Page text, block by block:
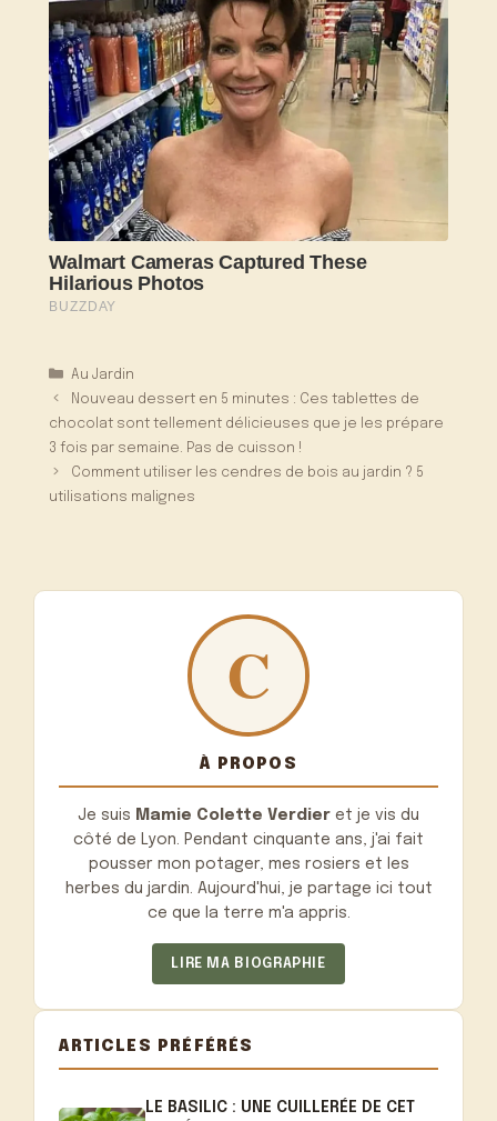
Catégories
Au Jardin
Nouveau dessert en 5 minutes : Ces tablettes de
chocolat sont tellement délicieuses que je les prépare
3 fois par semaine. Pas de cuisson !
Comment utiliser les cendres de bois au jardin ? 5
utilisations malignes
À PROPOS
Je suis Mamie Colette Verdier et je vis du
côté de Lyon. Pendant cinquante ans, j'ai fait
pousser mon potager, mes rosiers et les
herbes du jardin. Aujourd'hui, je partage ici tout
ce que la terre m'a appris.
LIRE MA BIOGRAPHIE
ARTICLES PRÉFÉRÉS
LE BASILIC : UNE CUILLERÉE DE CET